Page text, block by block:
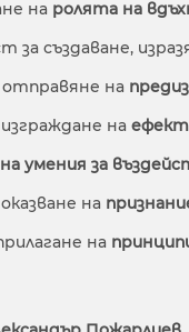
на ролята на
за създаване,
отправяне на
на
умения за
на
на